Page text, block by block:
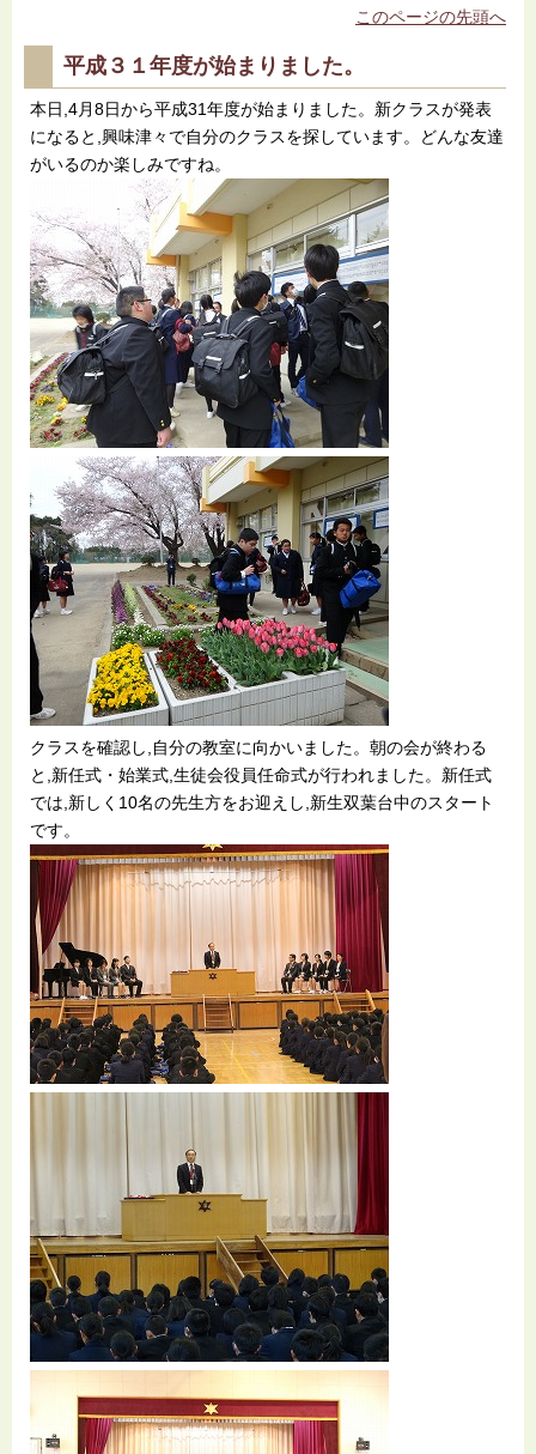
このページの先頭へ
平成３１年度が始まりました。
本日,4月8日から平成31年度が始まりました。新クラスが発表
になると,興味津々で自分のクラスを探しています。どんな友達
がいるのか楽しみですね。
クラスを確認し,自分の教室に向かいました。朝の会が終わる
と,新任式・始業式,生徒会役員任命式が行われました。新任式
では,新しく10名の先生方をお迎えし,新生双葉台中のスタート
です。